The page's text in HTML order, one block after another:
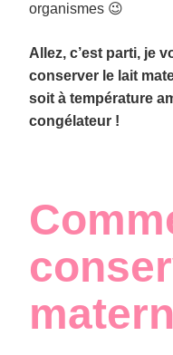
organismes 😉
Allez, c’est parti, je
conserver le lait
soit à température
congélateur !